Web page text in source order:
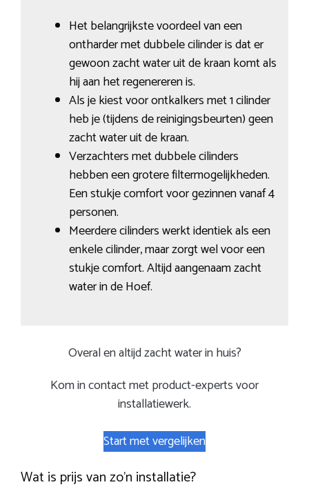
Het belangrijkste voordeel van een
ontharder met dubbele cilinder is dat er
gewoon zacht water uit de kraan komt als
hij aan het regenereren is.
Als je kiest voor ontkalkers met 1 cilinder
heb je (tijdens de reinigingsbeurten) geen
zacht water uit de kraan.
Verzachters met dubbele cilinders
hebben een grotere filtermogelijkheden.
Een stukje comfort voor gezinnen vanaf 4
personen.
Meerdere cilinders werkt identiek als een
enkele cilinder, maar zorgt wel voor een
stukje comfort. Altijd aangenaam zacht
water in de Hoef.
Overal en altijd zacht water in huis?
Kom in contact met product-experts voor
installatiewerk.
Start met vergelijken
Wat is prijs van zo’n installatie?